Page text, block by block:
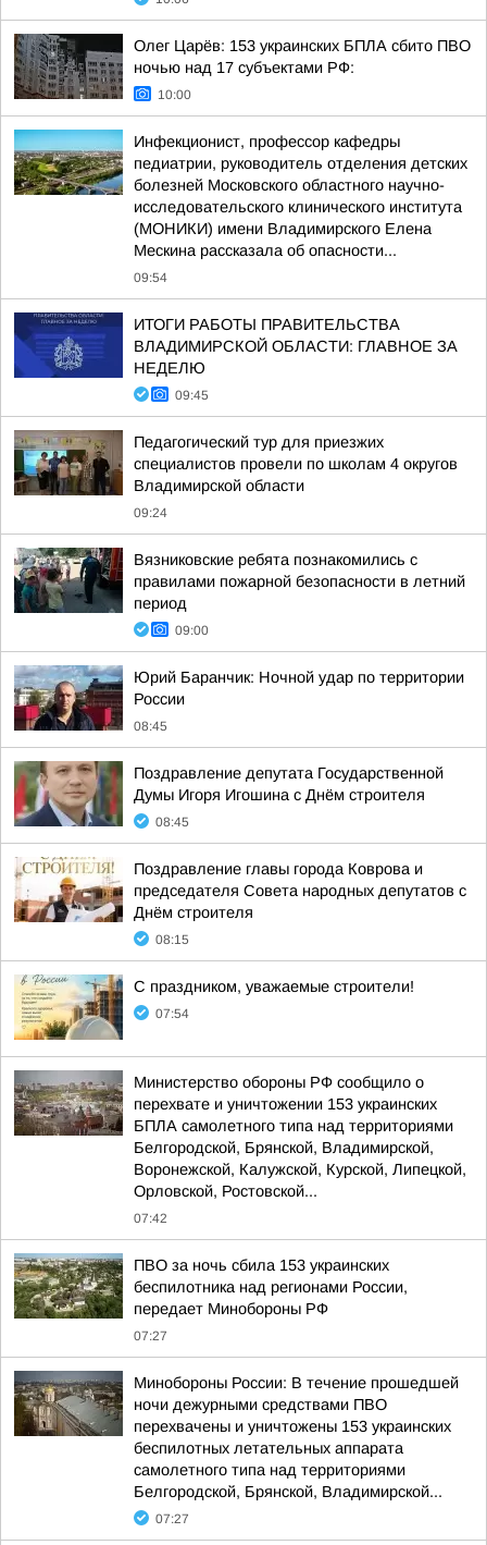
Олег Царёв: 153 украинских БПЛА сбито ПВО
ночью над 17 субъектами РФ:
10:00
Инфекционист, профессор кафедры
педиатрии, руководитель отделения детских
болезней Московского областного научно-
исследовательского клинического института
(МОНИКИ) имени Владимирского Елена
Мескина рассказала об опасности...
09:54
ИТОГИ РАБОТЫ ПРАВИТЕЛЬСТВА
ВЛАДИМИРСКОЙ ОБЛАСТИ: ГЛАВНОЕ ЗА
НЕДЕЛЮ
09:45
Педагогический тур для приезжих
специалистов провели по школам 4 округов
Владимирской области
09:24
Вязниковские ребята познакомились с
правилами пожарной безопасности в летний
период
09:00
Юрий Баранчик: Ночной удар по территории
России
08:45
Поздравление депутата Государственной
Думы Игоря Игошина с Днём строителя
08:45
Поздравление главы города Коврова и
председателя Совета народных депутатов с
Днём строителя
08:15
С праздником, уважаемые строители!
07:54
Министерство обороны РФ сообщило о
перехвате и уничтожении 153 украинских
БПЛА самолетного типа над территориями
Белгородской, Брянской, Владимирской,
Воронежской, Калужской, Курской, Липецкой,
Орловской, Ростовской...
07:42
ПВО за ночь сбила 153 украинских
беспилотника над регионами России,
передает Минобороны РФ
07:27
Минобороны России: В течение прошедшей
ночи дежурными средствами ПВО
перехвачены и уничтожены 153 украинских
беспилотных летательных аппарата
самолетного типа над территориями
Белгородской, Брянской, Владимирской...
07:27